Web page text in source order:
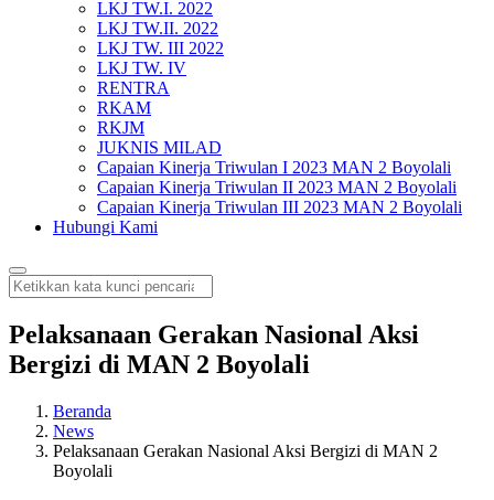
LKJ TW.I. 2022
LKJ TW.II. 2022
LKJ TW. III 2022
LKJ TW. IV
RENTRA
RKAM
RKJM
JUKNIS MILAD
Capaian Kinerja Triwulan I 2023 MAN 2 Boyolali
Capaian Kinerja Triwulan II 2023 MAN 2 Boyolali
Capaian Kinerja Triwulan III 2023 MAN 2 Boyolali
Hubungi Kami
Pelaksanaan Gerakan Nasional Aksi
Bergizi di MAN 2 Boyolali
Beranda
News
Pelaksanaan Gerakan Nasional Aksi Bergizi di MAN 2
Boyolali